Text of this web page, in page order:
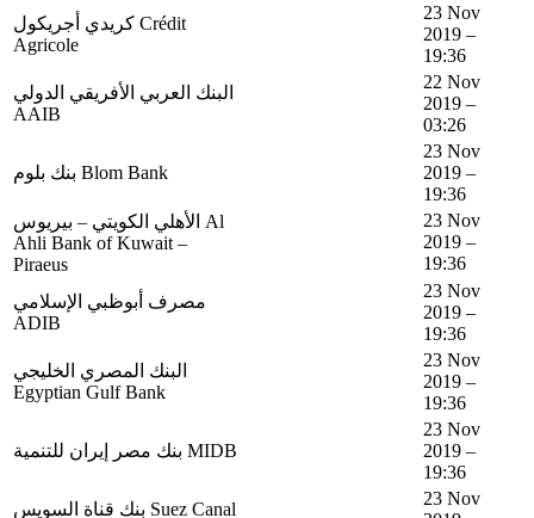
كريدي أجريكول Crédit
Agricole
23 Nov
2019 –
19:36
البنك العربي الأفريقي الدولي
AAIB
22 Nov
2019 –
03:26
بنك بلوم Blom Bank
23 Nov
2019 –
19:36
الأهلي الكويتي – بيريوس Al
Ahli Bank of Kuwait –
Piraeus
23 Nov
2019 –
19:36
مصرف أبوظبي الإسلامي
ADIB
23 Nov
2019 –
19:36
البنك المصري الخليجي
Egyptian Gulf Bank
23 Nov
2019 –
19:36
بنك مصر إيران للتنمية MIDB
23 Nov
2019 –
19:36
بنك قناة السويس Suez Canal
23 Nov